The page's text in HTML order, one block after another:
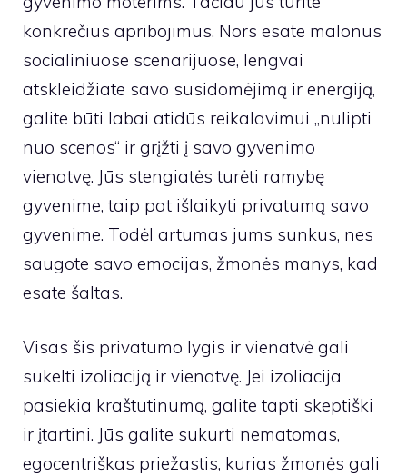
konkrečius apribojimus. Nors esate malonus
socialiniuose scenarijuose, lengvai
atskleidžiate savo susidomėjimą ir energiją,
galite būti labai atidūs reikalavimui „nulipti
nuo scenos“ ir grįžti į savo gyvenimo
vienatvę. Jūs stengiatės turėti ramybę
gyvenime, taip pat išlaikyti privatumą savo
gyvenime. Todėl artumas jums sunkus, nes
saugote savo emocijas, žmonės manys, kad
esate šaltas.
Visas šis privatumo lygis ir vienatvė gali
sukelti izoliaciją ir vienatvę. Jei izoliacija
pasiekia kraštutinumą, galite tapti skeptiški
ir įtartini. Jūs galite sukurti nematomas,
egocentriškas priežastis, kurias žmonės gali